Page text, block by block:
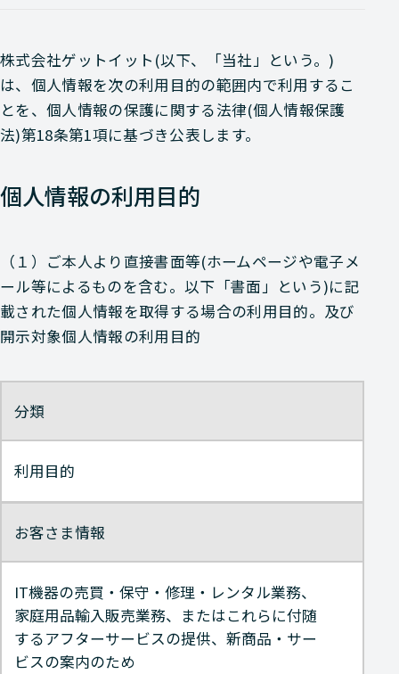
株式会社ゲットイット(以下、「当社」という。)
は、個人情報を次の利用目的の範囲内で利用するこ
とを、個人情報の保護に関する法律(個人情報保護
法)第18条第1項に基づき公表します。
個人情報の利用目的
（１）ご本人より直接書面等(ホームページや電子メ
ール等によるものを含む。以下「書面」という)に記
載された個人情報を取得する場合の利用目的。及び
開示対象個人情報の利用目的
分類
利用目的
お客さま情報
IT機器の売買・保守・修理・レンタル業務、
家庭用品輸入販売業務、またはこれらに付随
するアフターサービスの提供、新商品・サー
ビスの案内のため